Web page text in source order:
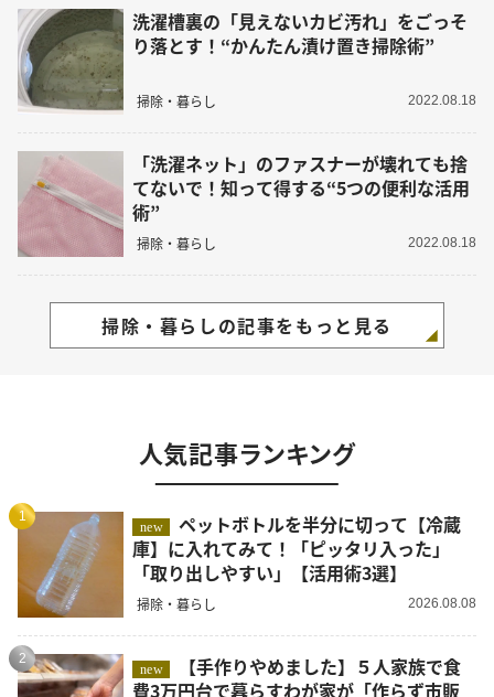
洗濯槽裏の「見えないカビ汚れ」をごっそ
り落とす！“かんたん漬け置き掃除術”
掃除・暮らし 2022.08.18
「洗濯ネット」のファスナーが壊れても捨
てないで！知って得する“5つの便利な活用
術”
掃除・暮らし 2022.08.18
掃除・暮らしの記事をもっと見る
人気記事ランキング
1
new
ペットボトルを半分に切って【冷蔵
庫】に入れてみて！「ピッタリ入った」
「取り出しやすい」【活用術3選】
掃除・暮らし 2026.08.08
2
new
費3万円台で暮らすわが家が「作らず市販